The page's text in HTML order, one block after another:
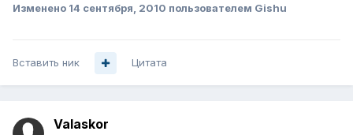
Изменено 14 сентября, 2010 пользователем Gishu
Вставить ник Цитата
Valaskor